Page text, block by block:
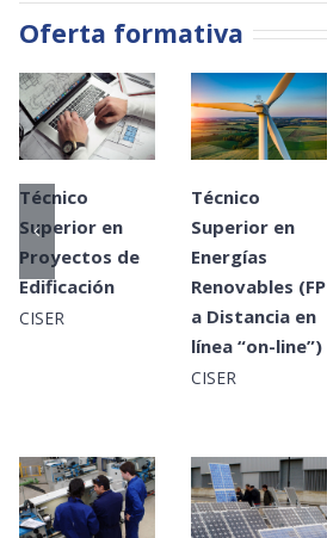
Oferta formativa
Técnico
Superior en
Proyectos de
Edificación
CISER
Técnico
Superior en
Energías
Renovables (FP
a Distancia en
línea “on-line”)
CISER